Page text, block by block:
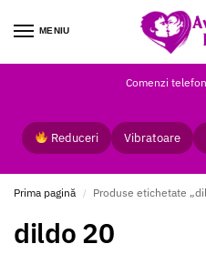
MENIU
Comenzi
Reduceri Vibratoare
Prima pagină / Produse etichetate
dildo 20